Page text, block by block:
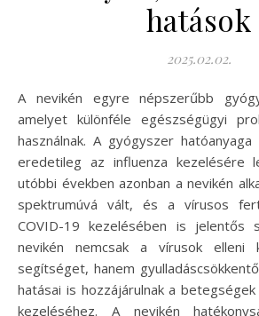
hatások
2025.02.02.
A nevikén egyre népszerűbb gyógyszeres megoldás,
amelyet különféle egészségügyi
használnak. A gyógyszer
eredetileg az influenza kezelésére
utóbbi években azonban a nevikén
spektrumúvá vált, és a vírusos
COVID-19 kezelésében is jelentős
nevikén nemcsak a vírusok elleni
segítséget, hanem
hatásai is hozzájárulnak a
kezeléséhez. A nevikén